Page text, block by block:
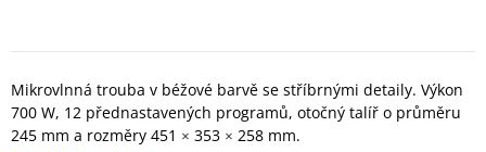
Mikrovlnná trouba v béžové barvě se stříbrnými detaily. Výkon
700 W, 12 přednastavených programů, otočný talíř o průměru
245 mm a rozměry 451 × 353 × 258 mm.